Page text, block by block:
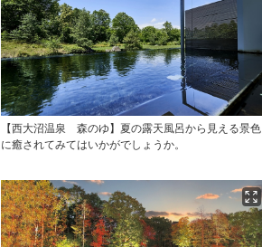
【西大沼温泉 森のゆ】夏の露天風呂から見える景色
に癒されてみてはいかがでしょうか。